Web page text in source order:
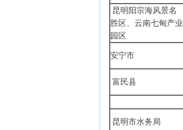
昆明阳宗海风景名
胜区、云南七甸产业
园区
安宁市
富民县
昆明市水务局